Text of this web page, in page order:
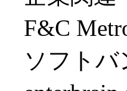
F&C
ソフト